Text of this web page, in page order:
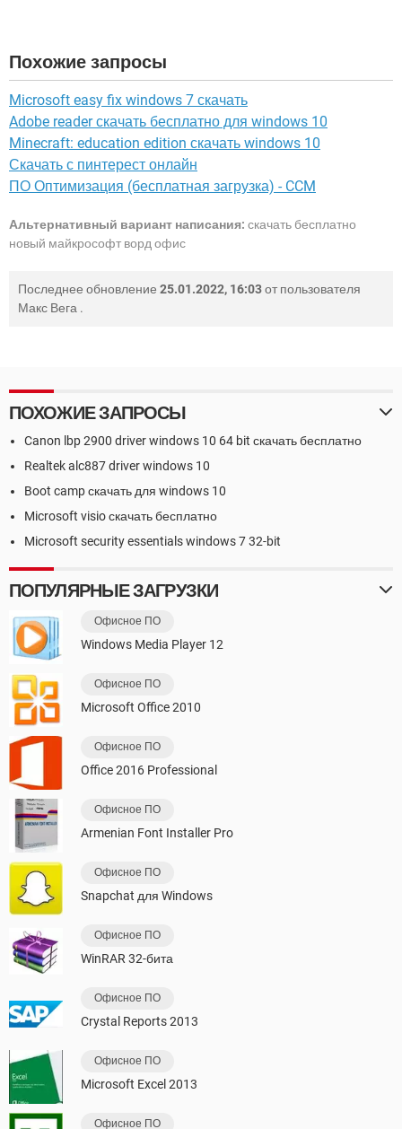
Похожие запросы
Microsoft easy fix windows 7 скачать
Adobe reader скачать бесплатно для windows 10
Minecraft: education edition скачать windows 10
Скачать с пинтерест онлайн
ПО Оптимизация (бесплатная загрузка) - CCM
Альтернативный вариант написания: скачать бесплатно
новый майкрософт ворд офис
Последнее обновление 25.01.2022, 16:03от пользователя
Макс Вега .
ПОХОЖИЕ ЗАПРОСЫ
Canon lbp 2900 driver windows 10 64 bit скачать бесплатно
Realtek alc887 driver windows 10
Boot camp скачать для windows 10
Microsoft visio скачать бесплатно
Microsoft security essentials windows 7 32-bit
ПОПУЛЯРНЫЕ ЗАГРУЗКИ
Офисное ПО
Windows Media Player 12
Офисное ПО
Microsoft Office 2010
Офисное ПО
Office 2016 Professional
Офисное ПО
Armenian Font Installer Pro
Офисное ПО
Snapchat для Windows
Офисное ПО
WinRAR 32-бита
Офисное ПО
Crystal Reports 2013
Офисное ПО
Microsoft Excel 2013
Офисное ПО